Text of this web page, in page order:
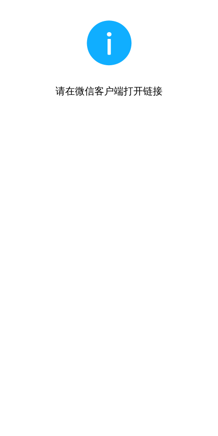
请在微信客户端打开链接